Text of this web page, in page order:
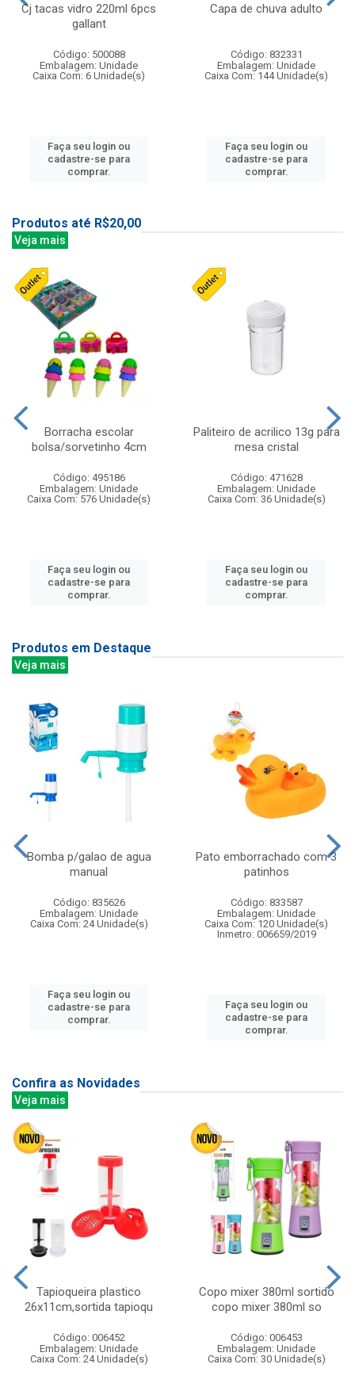
Cj tacas vidro 220ml 6pcs
gallant
Código: 500088
Embalagem: Unidade
Caixa Com: 6 Unidade(s)
Faça seu login ou
cadastre-se para
comprar.
Capa de chuva adulto
Código: 832331
Embalagem: Unidade
Caixa Com: 144 Unidade(s)
Faça seu login ou
cadastre-se para
comprar.
Produtos até R$20,00
Veja mais
Borracha escolar
bolsa/sorvetinho 4cm
Código: 495186
Embalagem: Unidade
Caixa Com: 576 Unidade(s)
Faça seu login ou
cadastre-se para
comprar.
Paliteiro de acrilico 13g para
mesa cristal
Código: 471628
Embalagem: Unidade
Caixa Com: 36 Unidade(s)
Faça seu login ou
cadastre-se para
comprar.
Produtos em Destaque
Veja mais
Bomba p/galao de agua
manual
Código: 835626
Embalagem: Unidade
Caixa Com: 24 Unidade(s)
Faça seu login ou
cadastre-se para
comprar.
Pato emborrachado com 3
patinhos
Código: 833587
Embalagem: Unidade
Caixa Com: 120 Unidade(s)
Inmetro: 006659/2019
Faça seu login ou
cadastre-se para
comprar.
Confira as Novidades
Veja mais
Tapioqueira plastico
26x11cm,sortida tapioqu
Código: 006452
Embalagem: Unidade
Caixa Com: 24 Unidade(s)
Copo mixer 380ml sortido
copo mixer 380ml so
Código: 006453
Embalagem: Unidade
Caixa Com: 30 Unidade(s)